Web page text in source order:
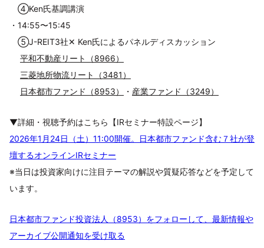
④Ken氏基調講演
・14:55〜15:45
⑤J-REIT3社✕ Ken氏によるパネルディスカッション
平和不動産リート（8966）
三菱地所物流リート（3481）
日本都市ファンド（8953）
・ 産業ファンド（3249）
▼詳細・視聴予約はこちら【IRセミナー特設ページ】
2026年1月24日（土）11:00開催。日本都市ファンド含む７社が登
壇するオンラインIRセミナー
※当日は投資家向けに注目テーマの解説や質疑応答などを予定して
います。
日本都市ファンド投資法人（8953）をフォローして、最新情報や
アーカイブ公開通知を受け取る